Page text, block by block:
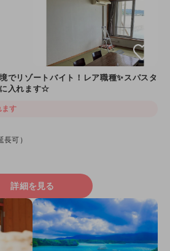
でリゾートバイト！レア職種✨スパスタ
入れます☆
ます
可）
詳細を見る